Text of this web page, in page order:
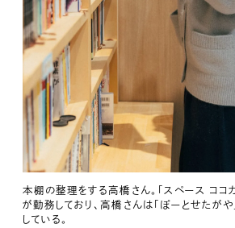
本棚の整理をする高橋さん。「スペース ココ
が勤務しており、高橋さんは「ぽーとせたが
している。